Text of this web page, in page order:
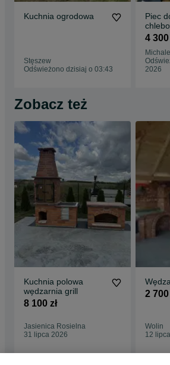
Kuchnia ogrodowa
Stęszew
Odświeżono dzisiaj o 03:43
Piec
4 300
Michale
2026
Zobacz też
Kuchnia polowa
wędzarnia grill
8 100 zł
Jasienica Rosielna
31 lipca 2026
2 700
Wolin
12